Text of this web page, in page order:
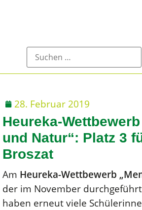
28. Februar 2019
Heureka-
und Natur“: Platz 3
Broszat
Am Heureka-Wettbewerb
der im November
haben erneut viele